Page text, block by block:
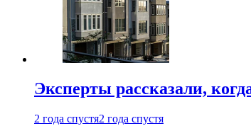
Эксперты рассказали,
2 года спустя2 года спустя